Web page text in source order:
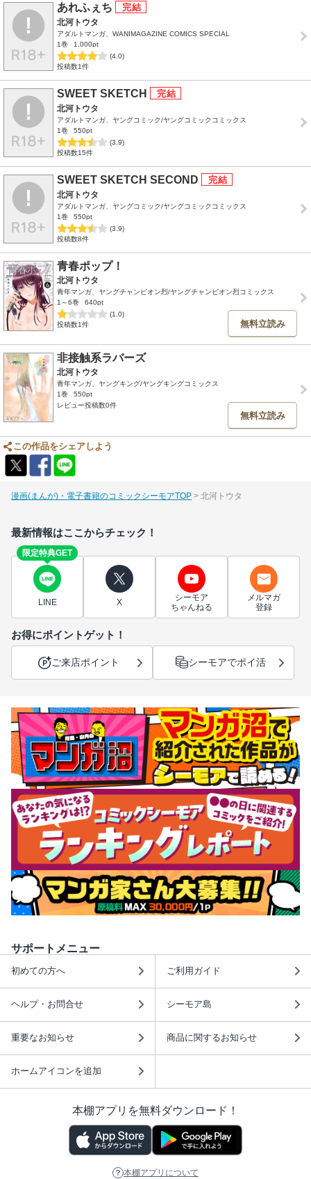
あれふぇち
北河トウタ
アダルトマンガ、WANIMAGAZINE COMICS SPECIAL
1巻
1,000pt
(4.0)
投稿数1件
SWEET SKETCH
北河トウタ
アダルトマンガ、ヤングコミック/ヤングコミックコミックス
1巻
550pt
(3.9)
投稿数15件
SWEET SKETCH SECOND
北河トウタ
アダルトマンガ、ヤングコミック/ヤングコミックコミックス
1巻
550pt
(3.9)
投稿数8件
青春ポップ！
北河トウタ
青年マンガ、ヤングチャンピオン烈/ヤングチャンピオン烈コミックス
1～6巻
640pt
(1.0)
投稿数1件
無料立読み
非接触系ラバーズ
北河トウタ
青年マンガ、ヤングキング/ヤングキングコミックス
1巻
550pt
レビュー投稿数0件
無料立読み
この作品をシェアしよう
漫画(まんが)・電子書籍のコミックシーモアTOP 北河トウタ
最新情報はここからチェック！
限定特典GET
LINE X
シーモア
ちゃんねる
メルマガ
登録
お得にポイントゲット！
ご来店ポイント シーモアでポイ活
サポートメニュー
初めての方へ ご利用ガイド
ヘルプ・お問合せ シーモア島
重要なお知らせ 商品に関するお知らせ
ホームアイコンを追加
本棚アプリを無料ダウンロード！
本棚アプリについて